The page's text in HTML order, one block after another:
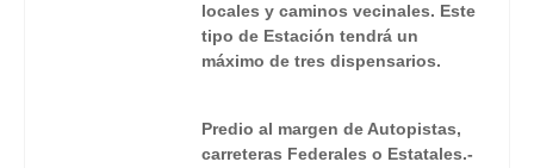
locales y caminos vecinales. Este
tipo de Estación tendrá un
máximo de tres dispensarios.
Predio al margen de Autopistas,
carreteras Federales o Estatales.-